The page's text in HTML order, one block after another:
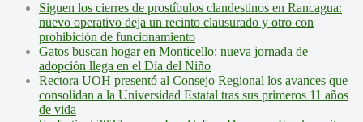
Siguen los cierres de prostíbulos clandestinos en Rancagua:
nuevo operativo deja un recinto clausurado y otro con
prohibición de funcionamiento
Gatos buscan hogar en Monticello: nueva jornada de
adopción llega en el Día del Niño
Rectora UOH presentó al Consejo Regional los avances que
consolidan a la Universidad Estatal tras sus primeros 11 años
de vida